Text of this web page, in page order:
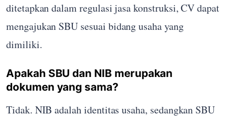
ditetapkan dalam regulasi jasa konstruksi, CV dapat
mengajukan SBU sesuai bidang usaha yang
dimiliki.
Apakah SBU dan NIB merupakan
dokumen yang sama?
Tidak. NIB adalah identitas usaha, sedangkan SBU